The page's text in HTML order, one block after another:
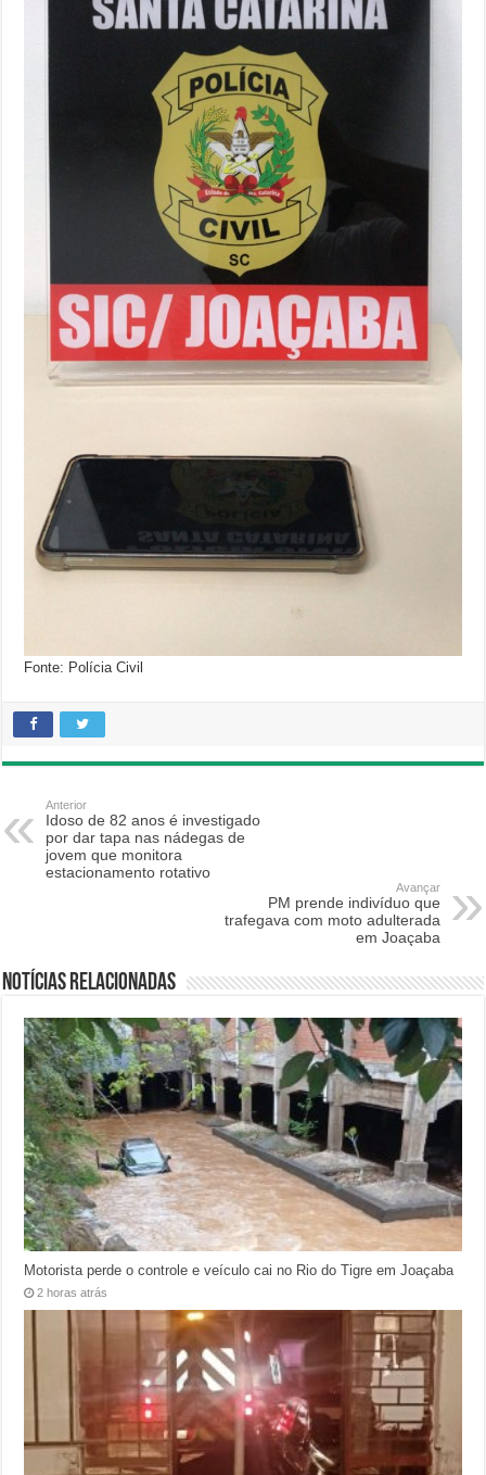
Fonte: Polícia Civil
Anterior
Idoso de 82 anos é investigado
por dar tapa nas nádegas de
jovem que monitora
estacionamento rotativo
Avançar
PM prende indivíduo que
trafegava com moto adulterada
em Joaçaba
Notícias relacionadas
Motorista perde o controle e veículo cai no Rio do Tigre em Joaçaba
2 horas atrás